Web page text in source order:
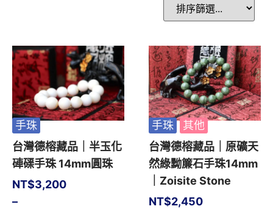
手珠
台灣德榕藏品｜半玉化
硨磲手珠 14mm圓珠
–
NT$3,200
手珠
其他
台灣德榕藏品｜原礦天
然綠黝簾石手珠14mm
｜Zoisite Stone
NT$2,450